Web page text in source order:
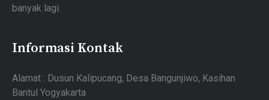
banyak lagi.
Informasi Kontak
Alamat : Dusun Kalipucang, Desa Bangunjiwo, Kasihan
Bantul Yogyakarta